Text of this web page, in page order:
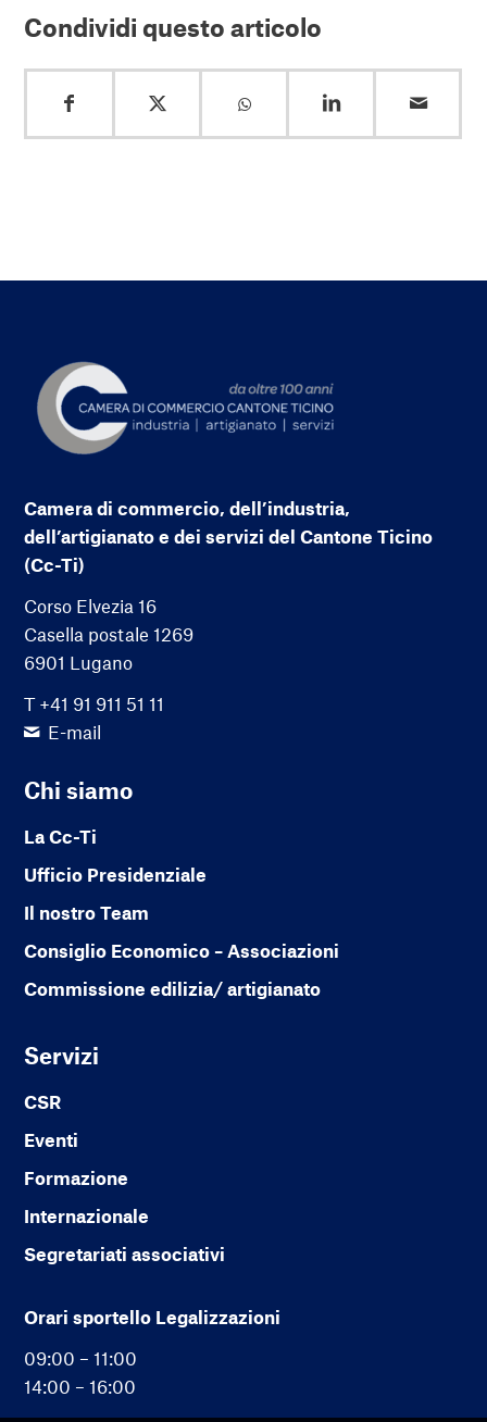
Condividi questo articolo
Camera di commercio, dell’industria,
dell’artigianato e dei servizi del Cantone Ticino
(Cc-Ti)
Corso Elvezia 16
Casella postale 1269
6901 Lugano
T +41 91 911 51 11
E-mail
Chi siamo
La Cc-Ti
Ufficio Presidenziale
Il nostro Team
Consiglio Economico – Associazioni
Commissione edilizia/ artigianato
Servizi
CSR
Eventi
Formazione
Internazionale
Segretariati associativi
Orari sportello Legalizzazioni
09:00 – 11:00
14:00 – 16:00